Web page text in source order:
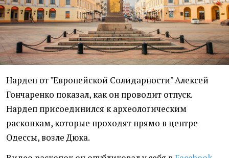
Нардеп от "Европейской Солидарности" Алексей
Гончаренко показал, как он проводит отпуск.
Нардеп присоединился к археологическим
раскопкам, которые проходят прямо в центре
Одессы, возле Дюка.